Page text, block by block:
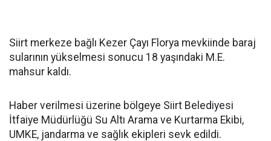
Siirt merkeze bağlı Kezer Çayı Florya mevkiinde baraj
sularının yükselmesi sonucu 18 yaşındaki M.E.
mahsur kaldı.
Haber verilmesi üzerine bölgeye Siirt Belediyesi
İtfaiye Müdürlüğü Su Altı Arama ve Kurtarma Ekibi,
UMKE, jandarma ve sağlık ekipleri sevk edildi.